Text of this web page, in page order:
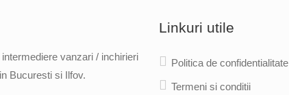
vanzari / inchirieri
Bucuresti si Ilfov.
Linkuri utile
Politica de confidentialitate
Termeni si conditii